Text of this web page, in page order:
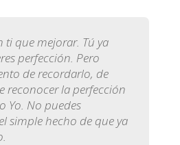
ti que mejorar. Tú ya
perfección. Pero
de recordarlo, de
reconocer la perfección
Yo. No puedes
simple hecho de que ya